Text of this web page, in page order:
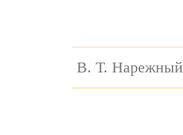
В. Т. Нарежный